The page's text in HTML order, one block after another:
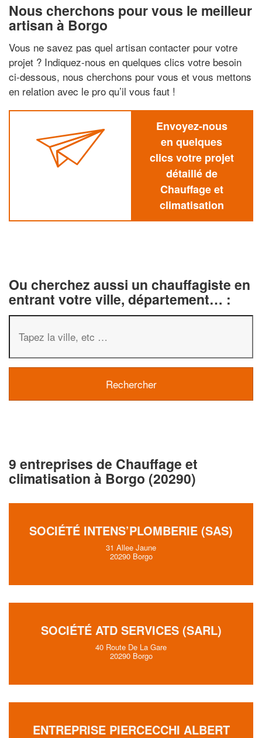
Nous cherchons pour vous le meilleur
artisan à Borgo
Vous ne savez pas quel artisan contacter pour votre
projet ? Indiquez-nous en quelques clics votre besoin
ci-dessous, nous cherchons pour vous et vous mettons
en relation avec le pro qu’il vous faut !
Envoyez-nous
en quelques
clics votre projet
détaillé de
Chauffage et
climatisation
Ou cherchez aussi un chauffagiste en
entrant votre ville, département… :
9 entreprises de Chauffage et
climatisation à Borgo (20290)
SOCIÉTÉ INTENS’PLOMBERIE (SAS)
31 Allee Jaune
20290 Borgo
SOCIÉTÉ ATD SERVICES (SARL)
40 Route De La Gare
20290 Borgo
ENTREPRISE PIERCECCHI ALBERT